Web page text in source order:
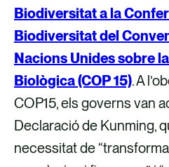
Biodiversitat a la
Biodiversitat del
Nacions Unides sobre
Biològica (COP 15). A
COP15, els governs van
Declaració de Kunming,
necessitat de